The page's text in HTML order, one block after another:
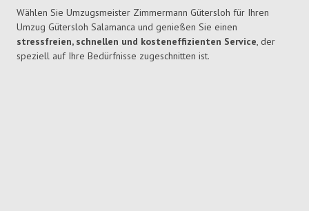
Wählen Sie Umzugsmeister Zimmermann Gütersloh für Ihren
Umzug Gütersloh Salamanca und genießen Sie einen
stressfreien, schnellen und kosteneffizienten Service, der
speziell auf Ihre Bedürfnisse zugeschnitten ist.